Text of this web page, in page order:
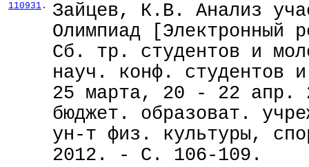
110931 .
Зайцев, К.В. Анализ
Олимпиад
Сб. тр. студентов и
науч. конф. студентов
25 марта, 20 - 22 апр.
бюджет. образоват.
ун-т физ. культуры,
2012. - С. 106-109.